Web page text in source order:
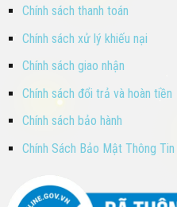
Chính sách thanh toán
Chính sách xử lý khiếu nại
Chính sách giao nhận
Chính sách đổi trả và hoàn tiền
Chính sách bảo hành
Chính Sách Bảo Mật Thông Tin